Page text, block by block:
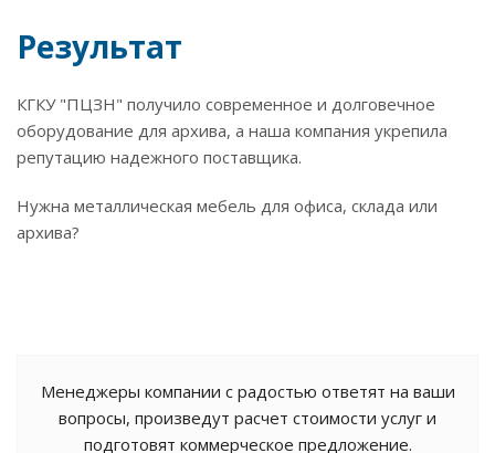
Результат
КГКУ "ПЦЗН" получило современное и долговечное
оборудование для архива, а наша компания укрепила
репутацию надежного поставщика.
Нужна металлическая мебель для офиса, склада или
архива?
Менеджеры компании с радостью ответят на ваши
вопросы, произведут расчет стоимости услуг и
подготовят коммерческое предложение.